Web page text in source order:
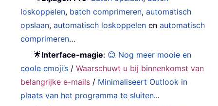
loskoppelen, batch comprimeren,automatisch
opslaan,automatisch loskoppelen enautomatisch
comprimeren…
🌟Interface-magie: 😊 Nog meer mooie en
coole emoji’s /Waarschuwt u bij binnenkomst van
belangrijke e-mails / Minimaliseert Outlook in
plaats van het programma te sluiten...